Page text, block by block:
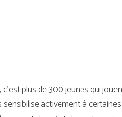
c’est plus de 300 jeunes qui
sensibilise activement à